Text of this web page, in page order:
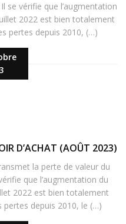
se vérifie que l’augmentation
2022 est bien totalement
pertes depuis 2010, (…)
D’ACHAT (AOÛT 2023)
la perte de valeur du
que l’augmentation du
2022 est bien totalement
depuis 2010, le (…)